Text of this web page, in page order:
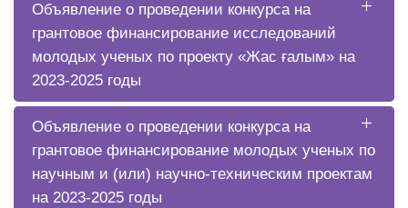
Объявление о проведении конкурса на
грантовое финансирование исследований
молодых ученых по проекту «Жас ғалым» на
2023-2025 годы
Объявление о проведении конкурса на
грантовое финансирование молодых ученых по
научным и (или) научно-техническим проектам
на 2023-2025 годы